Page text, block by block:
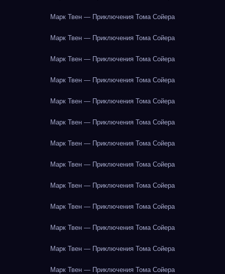
Марк Твен — Приключения Тома Сойера
Марк Твен — Приключения Тома Сойера
Марк Твен — Приключения Тома Сойера
Марк Твен — Приключения Тома Сойера
Марк Твен — Приключения Тома Сойера
Марк Твен — Приключения Тома Сойера
Марк Твен — Приключения Тома Сойера
Марк Твен — Приключения Тома Сойера
Марк Твен — Приключения Тома Сойера
Марк Твен — Приключения Тома Сойера
Марк Твен — Приключения Тома Сойера
Марк Твен — Приключения Тома Сойера
Марк Твен — Приключения Тома Сойера